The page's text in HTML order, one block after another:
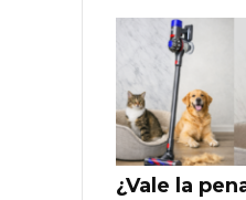
¿Vale la